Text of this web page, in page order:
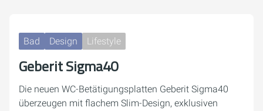
Bad Design Lifestyle
Geberit Sigma40
Die neuen WC-Betätigungsplatten Geberit Sigma40
überzeugen mit flachem Slim-Design, exklusiven